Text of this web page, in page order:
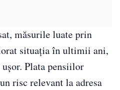
măsurile luate prin
situaţia în ultimii ani,
Plata pensiilor
risc relevant la adresa